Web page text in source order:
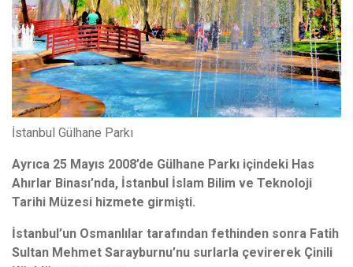
İstanbul Gülhane Parkı
Ayrıca 25 Mayıs 2008’de Gülhane Parkı içindeki Has
Ahırlar Binası’nda, İstanbul İslam Bilim ve Teknoloji
Tarihi Müzesi hizmete girmişti.
İstanbul’un Osmanlılar tarafından fethinden sonra Fatih
Sultan Mehmet Sarayburnu’nu surlarla çevirerek Çinili